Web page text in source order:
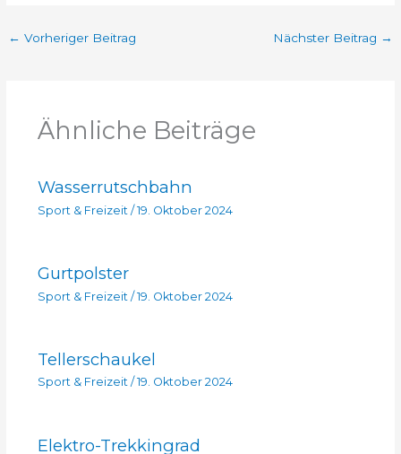
← Vorheriger Beitrag Nächster Beitrag →
Ähnliche Beiträge
Wasserrutschbahn
Sport & Freizeit / 19. Oktober 2024
Gurtpolster
Sport & Freizeit /19. Oktober 2024
Tellerschaukel
Sport & Freizeit/ 19. Oktober 2024
Elektro-Trekkingrad